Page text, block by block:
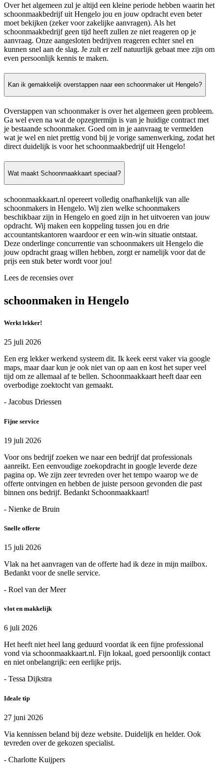
Over het algemeen zul je altijd een kleine periode hebben waarin het
schoonmaakbedrijf uit Hengelo jou en jouw opdracht even beter
moet bekijken (zeker voor zakelijke aanvragen). Als het
schoonmaakbedrijf geen tijd heeft zullen ze niet reageren op je
aanvraag. Onze aangesloten bedrijven reageren echter snel en
kunnen snel aan de slag. Je zult er zelf natuurlijk gebaat mee zijn om
even persoonlijk kennis te maken.
Kan ik gemakkelijk overstappen naar een schoonmaker uit Hengelo?
Overstappen van schoonmaker is over het algemeen geen probleem.
Ga wel even na wat de opzegtermijn is van je huidige contract met
je bestaande schoonmaker. Goed om in je aanvraag te vermelden
wat je wel en niet prettig vond bij je vorige samenwerking, zodat het
direct duidelijk is voor het schoonmaakbedrijf uit Hengelo!
Wat maakt Schoonmaakkaart speciaal?
schoonmaakkaart.nl opereert volledig onafhankelijk van alle
schoonmakers in Hengelo. Wij zien welke schoonmakers
beschikbaar zijn in Hengelo en goed zijn in het uitvoeren van jouw
opdracht. Wij maken een koppeling tussen jou en drie
accountantskantoren waardoor er een win-win situatie ontstaat.
Deze onderlinge concurrentie van schoonmakers uit Hengelo die
jouw opdracht graag willen hebben, zorgt er namelijk voor dat de
prijs een stuk beter wordt voor jou!
Lees de recensies over
schoonmaken in Hengelo
Werkt lekker!
25 juli 2026
Een erg lekker werkend systeem dit. Ik keek eerst vaker via google
maps, maar daar kun je ook niet van op aan en kost het super veel
tijd om ze allemaal af te bellen. Schoonmaakkaart heeft daar een
overbodige zoektocht van gemaakt.
- Jacobus Driessen
Fijne service
19 juli 2026
Voor ons bedrijf zoeken we naar een bedrijf dat professionals
aanreikt. Een eenvoudige zoekopdracht in google leverde deze
pagina op. We zijn zeer tevreden over het tempo waarop we de
offerte ontvingen en hebben de juiste persoon gevonden die past
binnen ons bedrijf. Bedankt Schoonmaakkaart!
- Nienke de Bruin
Snelle offerte
15 juli 2026
Vlak na het aanvragen van de offerte had ik deze in mijn mailbox.
Bedankt voor de snelle service.
- Roel van der Meer
vlot en makkelijk
6 juli 2026
Het heeft niet heel lang geduurd voordat ik een fijne professional
vond via schoonmaakkaart.nl. Fijn lokaal, goed persoonlijk contact
en niet onbelangrijk: een eerlijke prijs.
- Tessa Dijkstra
Ideale tip
27 juni 2026
Via kennissen beland bij deze website. Duidelijk en helder. Ook
tevreden over de gekozen specialist.
- Charlotte Kuijpers